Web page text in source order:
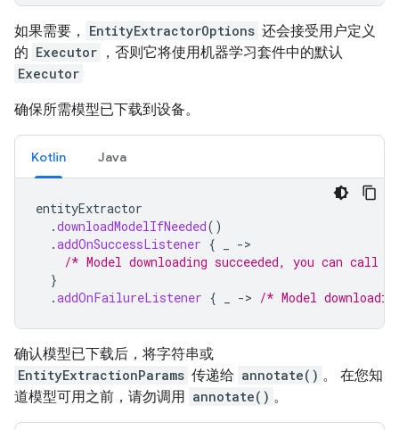
如果需要， EntityExtractorOptions 还会接受用户定义
的 Executor ，否则它将使用机器学习套件中的默认
Executor
确保所需模型已下载到设备。
Kotlin Java
entityExtractor
.downloadModelIfNeeded()
.addOnSuccessListener {
->
/* Model downloading succeeded, you can call
}
.addOnFailureListener { -> /* Model
确认模型已下载后，将字符串或
EntityExtractionParams 传递给 annotate() 。 在您知
道模型可用之前，请勿调用 annotate() 。